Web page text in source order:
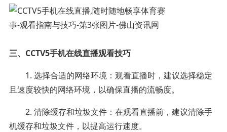
三、CCTV5手机在线直播观看技巧
1. 选择合适的网络环境：观看直播时，建议选择稳定
且速度较快的网络环境，以确保直播的流畅度。
2. 清除缓存和垃圾文件：在观看直播前，建议清除手
机缓存和垃圾文件，以提高运行速度。